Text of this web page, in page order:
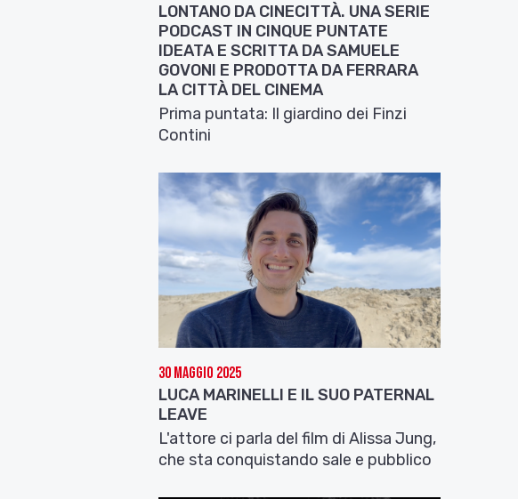
LONTANO DA CINECITTÀ. UNA SERIE
PODCAST IN CINQUE PUNTATE
IDEATA E SCRITTA DA SAMUELE
GOVONI E PRODOTTA DA FERRARA
LA CITTÀ DEL CINEMA
Prima puntata: Il giardino dei Finzi
Contini
30 Maggio 2025
LUCA MARINELLI E IL SUO PATERNAL
LEAVE
L'attore ci parla del film di Alissa Jung,
che sta conquistando sale e pubblico